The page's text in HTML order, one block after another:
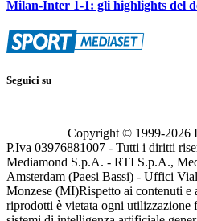
Milan-Inter 1-1: gli highlights del
Seguici su
Copyright © 1999-2026
P.Iva 03976881007 - Tutti i diritti
Mediamond S.p.A. - RTI S.p.A.,
Amsterdam (Paesi Bassi) - Uffici
Monzese (MI)Rispetto ai contenuti e
riprodotti è vietata ogni utilizzazione